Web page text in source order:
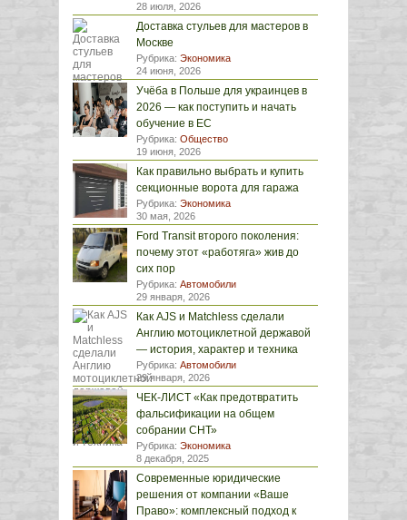
28 июля, 2026
Доставка стульев для мастеров в
Москве
Рубрика: Экономика
24 июня, 2026
Учёба в Польше для украинцев в
2026 — как поступить и начать
обучение в ЕС
Рубрика: Общество
19 июня, 2026
Как правильно выбрать и купить
секционные ворота для гаража
Рубрика: Экономика
30 мая, 2026
Ford Transit второго поколения:
почему этот «работяга» жив до
сих пор
Рубрика: Автомобили
29 января, 2026
Как AJS и Matchless сделали
Англию мотоциклетной державой
— история, характер и техника
Рубрика: Автомобили
29 января, 2026
ЧЕК-ЛИСТ «Как предотвратить
фальсификации на общем
собрании СНТ»
Рубрика: Экономика
8 декабря, 2025
Современные юридические
решения от компании «Ваше
Право»: комплексный подход к